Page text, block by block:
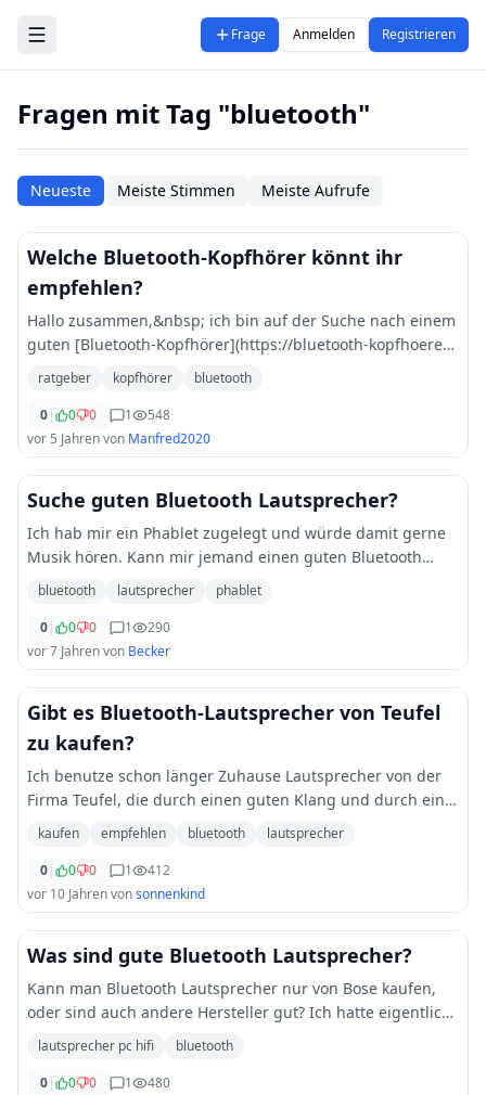
Zum Hauptinhalt springen
Frage Anmelden Registrieren
Fragen mit Tag "bluetooth"
Neueste Meiste Stimmen Meiste Aufrufe
Welche Bluetooth-Kopfhörer könnt ihr
empfehlen?
Hallo zusammen,&nbsp; ich bin auf der Suche nach einem
guten [Bluetooth-Kopfhörer](https://bluetooth-kopfhoerer-
testsieger.de/bluetooth-kopfhoerer-test-unter-100-euro/).
Welche Modelle könnt ihr so e
ratgeber kopfhörer
bluetooth
0| 0 0 1
548
vor 5 Jahrenvon Manfred2020
Suche guten Bluetooth Lautsprecher?
Ich hab mir ein Phablet zugelegt und würde damit gerne
Musik hören. Kann mir jemand einen guten Bluetooth
Lautsprecher empfehlen? Mit gutem Klang und
ordentlicher Reichweite?
bluetooth lautsprecher
phablet
0| 0 0 1
290
vor 7 Jahrenvon Becker
Gibt es Bluetooth-Lautsprecher von Teufel
zu kaufen?
Ich benutze schon länger Zuhause Lautsprecher von der
Firma Teufel, die durch einen guten Klang und durch eine
hohe Qualität überzeugen. Meine Frage an euch, gibt es
von dieser Firma auch Bluetooth-La
...
kaufen empfehlen bluetooth
lautsprecher
0| 0 0 1
412
vor 10 Jahrenvonsonnenkind
Was sind gute Bluetooth Lautsprecher?
Kann man Bluetooth Lautsprecher nur von Bose kaufen,
oder sind auch andere Hersteller gut? Ich hatte eigentlich
vor dieses Gerät hier zu erwerben. http://www.bluetooth-
lautsprecher-tests.de/bose-blue
lautsprecher pc hifi
bluetooth
0| 0 0 1
480